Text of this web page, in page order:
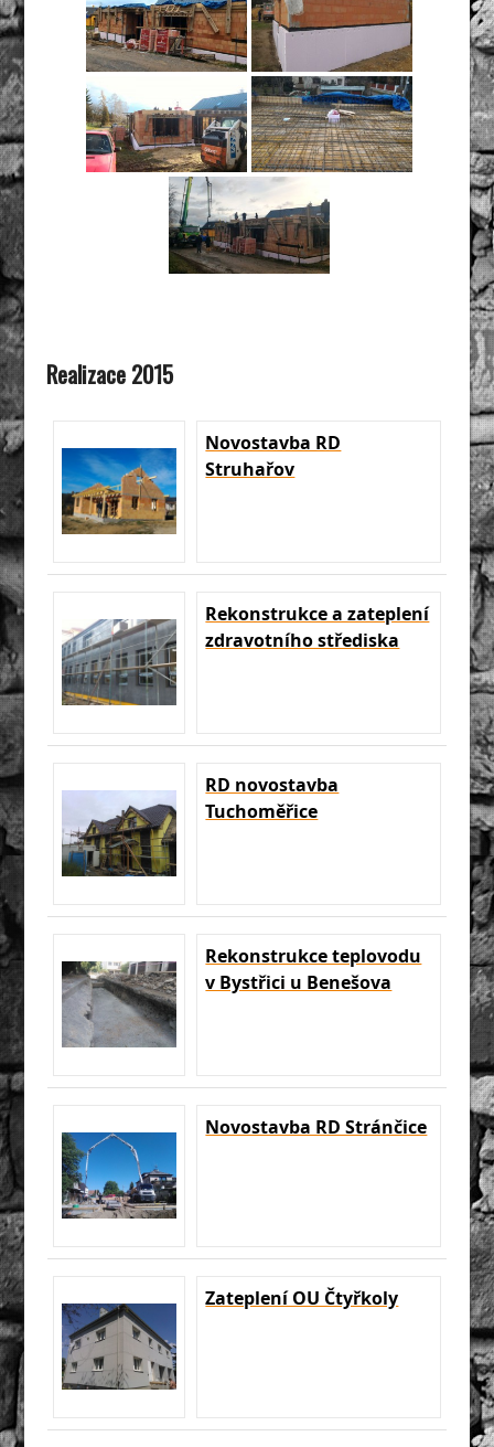
Realizace 2015
Novostavba RD
Struhařov
Rekonstrukce a zateplení
zdravotního střediska
RD novostavba
Tuchoměřice
Rekonstrukce teplovodu
v Bystřici u Benešova
Novostavba RD Stránčice
Zateplení OU Čtyřkoly